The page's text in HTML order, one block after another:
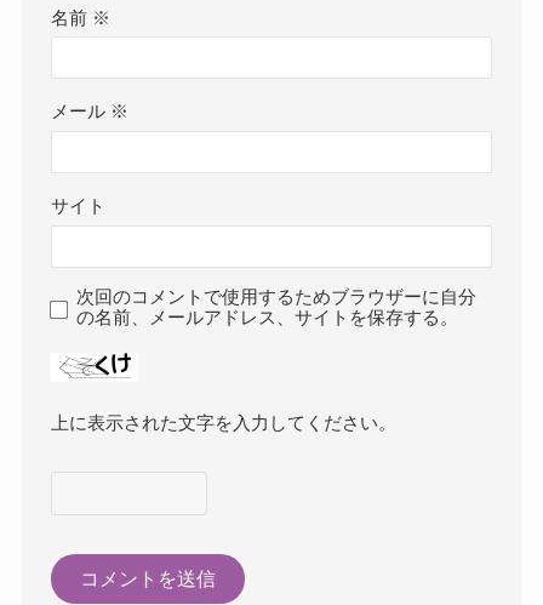
名前 ※
メール ※
サイト
次回のコメントで使用するためブラウザーに自分
の名前、メールアドレス、サイトを保存する。
上に表示された文字を入力してください。